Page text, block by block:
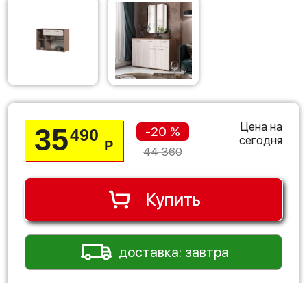
35490
Р
-20 %
44 360
Цена на
сегодня
Купить
доставка: завтра